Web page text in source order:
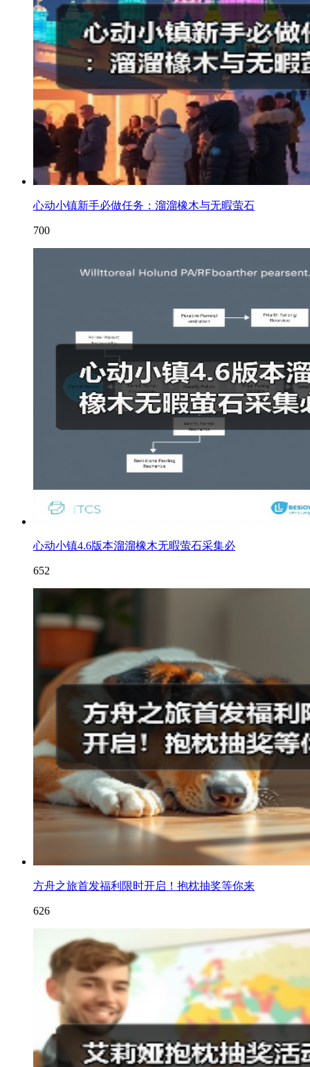
心动小镇新手必做任务：溜溜橡木与无暇萤石
700
心动小镇4.6版本溜溜橡木无暇萤石采集必
652
方舟之旅首发福利限时开启！抱枕抽奖等你来
626